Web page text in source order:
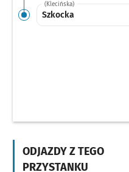
(Klecińska)
Szkocka
ODJAZDY Z TEGO
PRZYSTANKU